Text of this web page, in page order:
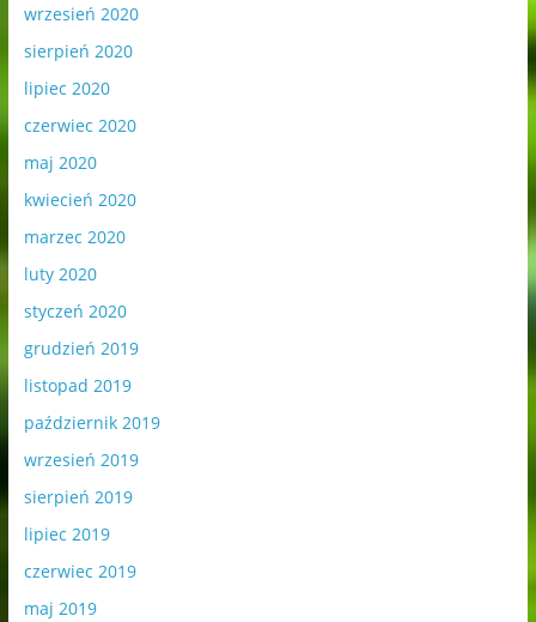
wrzesień 2020
sierpień 2020
lipiec 2020
czerwiec 2020
maj 2020
kwiecień 2020
marzec 2020
luty 2020
styczeń 2020
grudzień 2019
listopad 2019
październik 2019
wrzesień 2019
sierpień 2019
lipiec 2019
czerwiec 2019
maj 2019